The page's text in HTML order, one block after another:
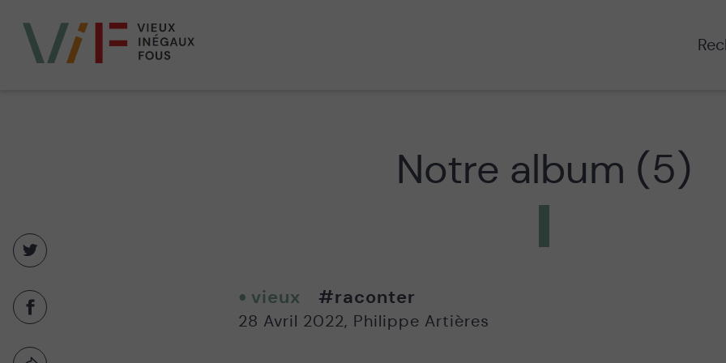
inégaux
Notre album (5)
Partager
twitter
-
Nouvelle
Partager
facebook
vieux #raconter
28 Avril 2022, Philippe Artières